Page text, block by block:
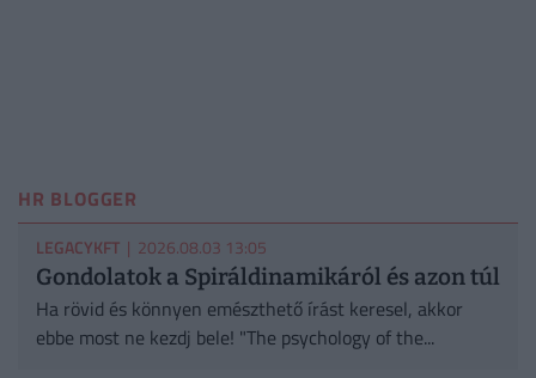
HR BLOGGER
LEGACYKFT | 2026.08.03 13:05
Gondolatok a Spiráldinamikáról és azon túl
Ha rövid és könnyen emészthető írást keresel, akkor
ebbe most ne kezdj bele! "The psychology of the...